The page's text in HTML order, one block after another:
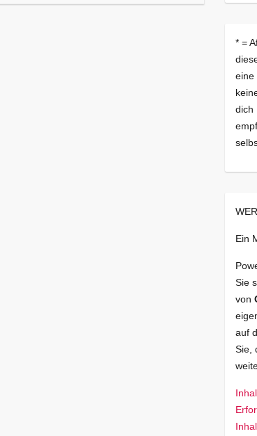
* =
eine
dich
Ein
Sie
von
auf
Sie,